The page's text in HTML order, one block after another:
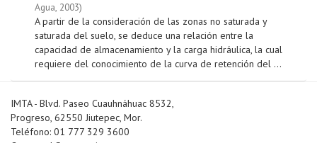
Agua, 2003)
A partir de la consideración de las zonas no saturada y
saturada del suelo, se deduce una relación entre la
capacidad de almacenamiento y la carga hidráulica, la cual
requiere del conocimiento de la curva de retención del ...
IMTA - Blvd. Paseo Cuauhnáhuac 8532,
Progreso, 62550 Jiutepec, Mor.
Teléfono: 01 777 329 3600